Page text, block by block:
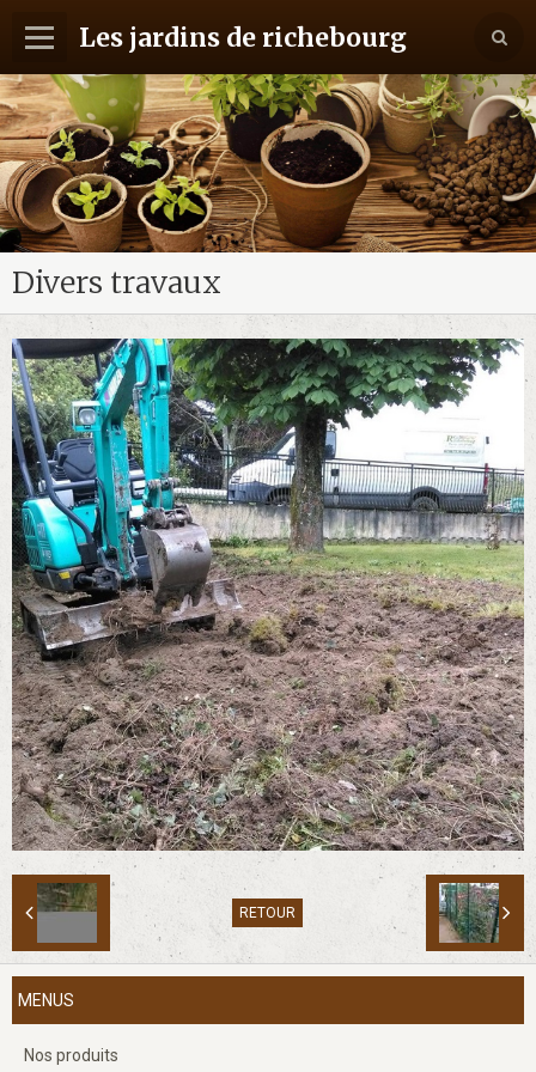
Les jardins de richebourg
Accueil
Album
Contact
Divers travaux
RETOUR
MENUS
Nos produits